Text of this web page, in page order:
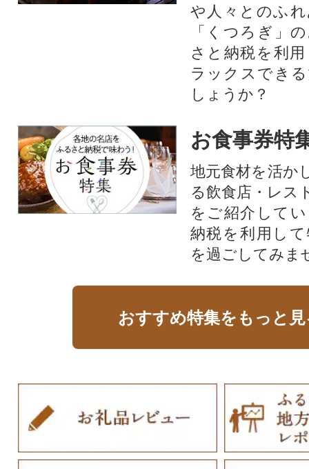
や人々とのふ
「くつろぎ」
さと納税を利
ラックスでき
しょうか？
お食事券特
地元食材を活か
る飲食店・レス
をご紹介して
納税を利用し
を過ごしてみま
おすすめ特集をもっと